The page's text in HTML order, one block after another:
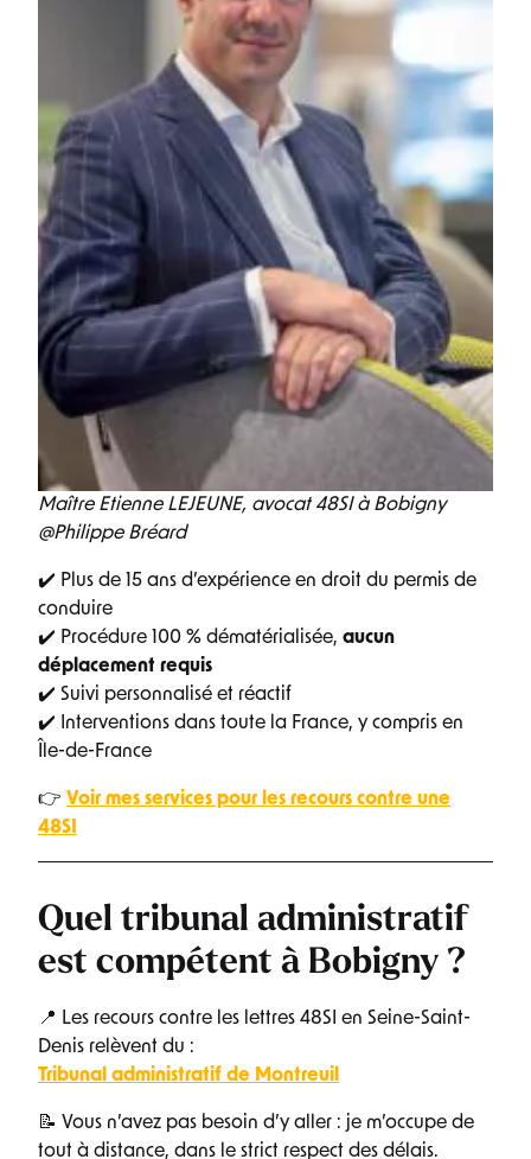
Maître Etienne LEJEUNE, avocat 48SI à Bobigny
@Philippe Bréard
✔️ Plus de 15 ans d’expérience en droit du permis de
conduire
✔️ Procédure 100 % dématérialisée, aucun
déplacement requis
✔️ Suivi personnalisé et réactif
✔️ Interventions dans toute la France, y compris en
Île-de-France
👉 Voir mes services pour les recours contre une
48SI
Quel tribunal administratif
est compétent à Bobigny ?
📍 Les recours contre les lettres 48SI en Seine-Saint-
Denis relèvent du :
Tribunal administratif de Montreuil
📝 Vous n’avez pas besoin d’y aller : je m’occupe de
tout à distance, dans le strict respect des délais.